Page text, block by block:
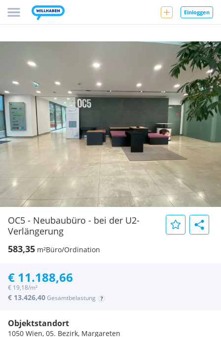
Einloggen
OC5 - Neubaubüro - bei der U2-
Verlängerung
583,35 m²Büro/Ordination
€ 11.188,66
€ 19,18/m²
€ 13.426,40Gesamtbelastung
Objektstandort
1050 Wien, 05. Bezirk, Margareten